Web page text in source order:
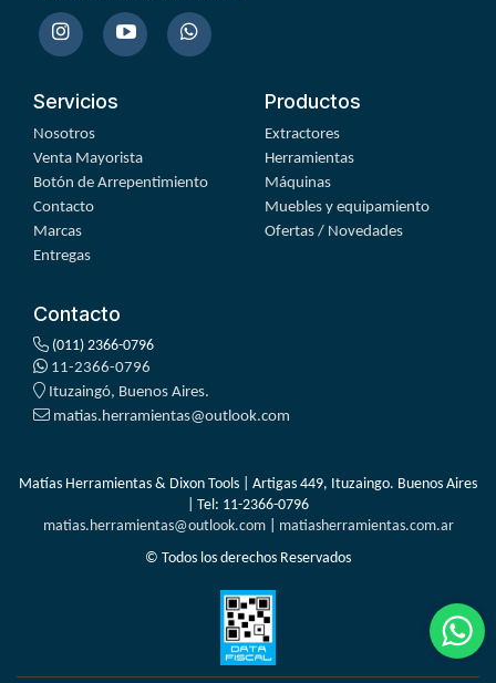
Servicios
Nosotros
Venta Mayorista
Botón de Arrepentimiento
Contacto
Marcas
Entregas
Productos
Extractores
Herramientas
Máquinas
Muebles y equipamiento
Ofertas / Novedades
Contacto
(011) 2366-0796
11-2366-0796
Ituzaingó, Buenos Aires.
matias.herramientas@outlook.com
Matías Herramientas & Dixon Tools | Artigas 449, Ituzaingo. Buenos Aires
| Tel: 11-2366-0796
matias.herramientas@outlook.com| matiasherramientas.com.ar
© Todos los derechos Reservados